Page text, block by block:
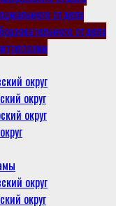
отдела
отдела
округ
округ
округ
округ
округ